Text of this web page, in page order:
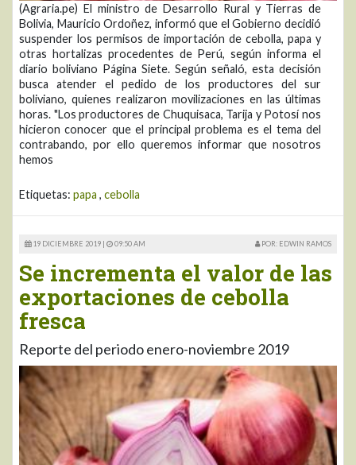
(Agraria.pe) El ministro de Desarrollo Rural y Tierras de
Bolivia, Mauricio Ordoñez, informó que el Gobierno decidió
suspender los permisos de importación de cebolla, papa y
otras hortalizas procedentes de Perú, según informa el
diario boliviano Página Siete. Según señaló, esta decisión
busca atender el pedido de los productores del sur
boliviano, quienes realizaron movilizaciones en las últimas
horas. "Los productores de Chuquisaca, Tarija y Potosí nos
hicieron conocer que el principal problema es el tema del
contrabando, por ello queremos informar que nosotros
hemos
Etiquetas: papa , cebolla
19 DICIEMBRE 2019 | 09:50 AM POR: EDWIN RAMOS
Se incrementa el valor de las
exportaciones de cebolla
fresca
Reporte del periodo enero-noviembre 2019